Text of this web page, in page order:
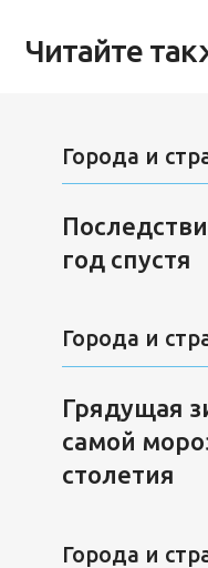
Читайте
Города и
год спустя
Города и
Грядущая
самой
столетия
Города и